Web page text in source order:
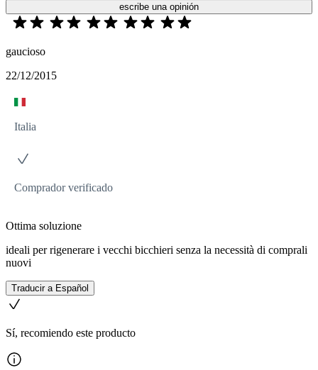
escribe una opinión
gaucioso
22/12/2015
Italia
Comprador verificado
Ottima soluzione
ideali per rigenerare i vecchi bicchieri senza la necessità di comprali
nuovi
Traducir a Español
Sí, recomiendo este producto